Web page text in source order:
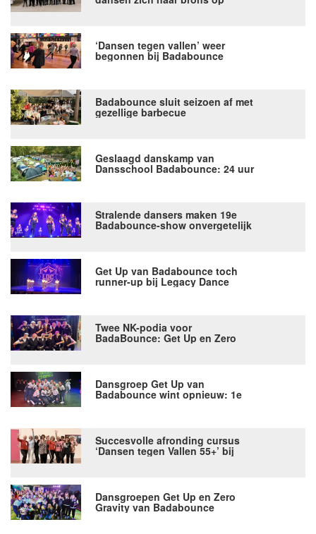
‘Dansen tegen vallen’ weer
begonnen bij Badabounce
Badabounce sluit seizoen af met
gezellige barbecue
Geslaagd danskamp van
Dansschool Badabounce: 24 uur
Stralende dansers maken 19e
Badabounce-show onvergetelijk
Get Up van Badabounce toch
runner-up bij Legacy Dance
Twee NK-podia voor
BadaBounce: Get Up en Zero
Dansgroep Get Up van
Badabounce wint opnieuw: 1e
Succesvolle afronding cursus
‘Dansen tegen Vallen 55+’ bij
Dansgroepen Get Up en Zero
Gravity van Badabounce